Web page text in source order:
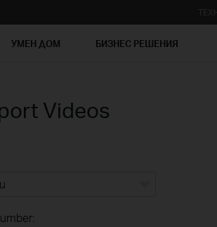
УМЕН ДОМ БИЗНЕС РЕШЕНИЯ
Videos